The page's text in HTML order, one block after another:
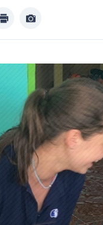
print
Afficher